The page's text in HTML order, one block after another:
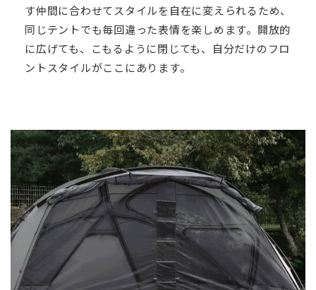
す仲間に合わせてスタイルを自在に変えられるため、
同じテントでも毎回違った表情を楽しめます。開放的
に広げても、こもるように閉じても、自分だけのフロ
ントスタイルがここにあります。